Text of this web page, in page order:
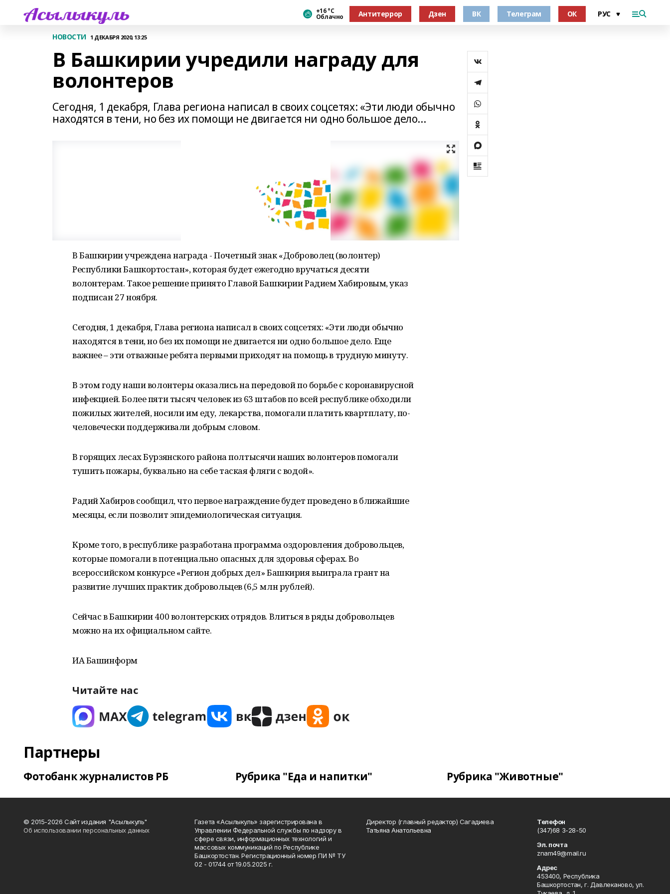
+16 °С
Облачно Антитеррор Дзен ВК Телеграм ОК
НОВОСТИ 1 ДЕКАБРЯ 2020, 13:25
В Башкирии учредили награду для
волонтеров
Сегодня, 1 декабря, Глава региона написал в своих соцсетях: «Эти люди обычно
находятся в тени, но без их помощи не двигается ни одно большое дело...
В Башкирии учреждена награда - Почетный знак «Доброволец (волонтер)
Республики Башкортостан», которая будет ежегодно вручаться десяти
волонтерам. Такое решение принято Главой Башкирии Радием Хабировым, указ
подписан 27 ноября.
Сегодня, 1 декабря, Глава региона написал в своих соцсетях: «Эти люди обычно
находятся в тени, но без их помощи не двигается ни одно большое дело. Еще
важнее – эти отважные ребята первыми приходят на помощь в трудную минуту.
В этом году наши волонтеры оказались на передовой по борьбе с коронавирусной
инфекцией. Более пяти тысяч человек из 63 штабов по всей республике обходили
пожилых жителей, носили им еду, лекарства, помогали платить квартплату, по-
человечески поддерживали добрым словом.
В горящих лесах Бурзянского района полтысячи наших волонтеров помогали
тушить пожары, буквально на себе таская фляги с водой».
Радий Хабиров сообщил, что первое награждение будет проведено в ближайшие
месяцы, если позволит эпидемиологическая ситуация.
Кроме того, в республике разработана программа оздоровления добровольцев,
которые помогали в потенциально опасных для здоровья сферах. Во
всероссийском конкурсе «Регион добрых дел» Башкирия выиграла грант на
развитие лучших практик добровольцев (6,5 млн рублей).
Сейчас в Башкирии 400 волонтерских отрядов. Влиться в ряды добровольцев
можно на их официальном сайте.
ИА Башинформ
Читайте нас
Партнеры
Фотобанк журналистов РБ Рубрика "Еда и напитки" Рубрика "Животные"
© 2015-2026 Сайт издания "Асылыкуль"
Об использовании персональных данных
Газета «Асылыкуль» зарегистрирована в
Управлении Федеральной службы по надзору в
сфере связи, информационных технологий и
массовых коммуникаций по Республике
Башкортостан. Регистрационный номер ПИ № ТУ
02 - 01744 от 19.05.2025 г.
Директор (главный редактор) Сагадиева
Татьяна Анатольевна
Телефон
(347)68 3-28-50
Эл. почта
znam49@mail.ru
Адрес
453400, Республика
Башкортостан, г. Давлеканово, ул.